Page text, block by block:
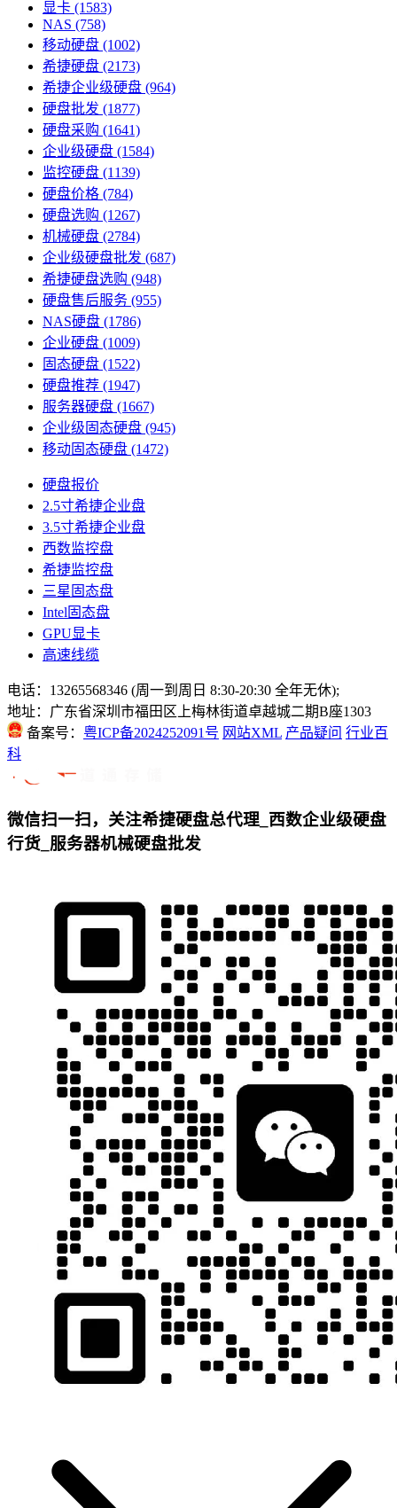
显卡 (1583)
NAS (758)
移动硬盘 (1002)
希捷硬盘 (2173)
希捷企业级硬盘 (964)
硬盘批发 (1877)
硬盘采购 (1641)
企业级硬盘 (1584)
监控硬盘 (1139)
硬盘价格 (784)
硬盘选购 (1267)
机械硬盘 (2784)
企业级硬盘批发 (687)
希捷硬盘选购 (948)
硬盘售后服务 (955)
NAS硬盘 (1786)
企业硬盘 (1009)
固态硬盘 (1522)
硬盘推荐 (1947)
服务器硬盘 (1667)
企业级固态硬盘 (945)
移动固态硬盘 (1472)
硬盘报价
2.5寸希捷企业盘
3.5寸希捷企业盘
西数监控盘
希捷监控盘
三星固态盘
Intel固态盘
GPU显卡
高速线缆
电话：13265568346 (周一到周日 8:30-20:30 全年无休);
地址：广东省深圳市福田区上梅林街道卓越城二期B座1303
备案号： 粤ICP备2024252091号 网站XML 产品疑问 行业百
科
微信扫一扫，关注希捷硬盘总代理_西数企业级硬盘
行货_服务器机械硬盘批发